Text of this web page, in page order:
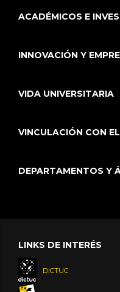
ACADÉMICOS E
INNOVACIÓN Y
VIDA UNIVERSITARIA
VINCULACIÓN CON
DEPARTAMENTOS Y
LINKS DE INTERÉS
DICTUC